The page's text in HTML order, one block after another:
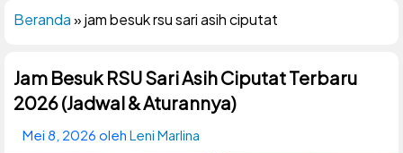
Beranda»jam besuk rsu sari asih ciputat
Jam Besuk RSU Sari Asih Ciputat Terbaru
2026 (Jadwal & Aturannya)
Mei 8, 2026 oleh Leni Marlina